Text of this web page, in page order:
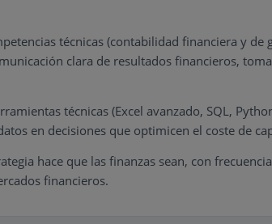
técnicas (contabilidad financiera y
clara de resultados financieros,
técnicas (Excel avanzado, SQL,
en decisiones que optimicen el coste de
hace que las finanzas sean, con
financieros.